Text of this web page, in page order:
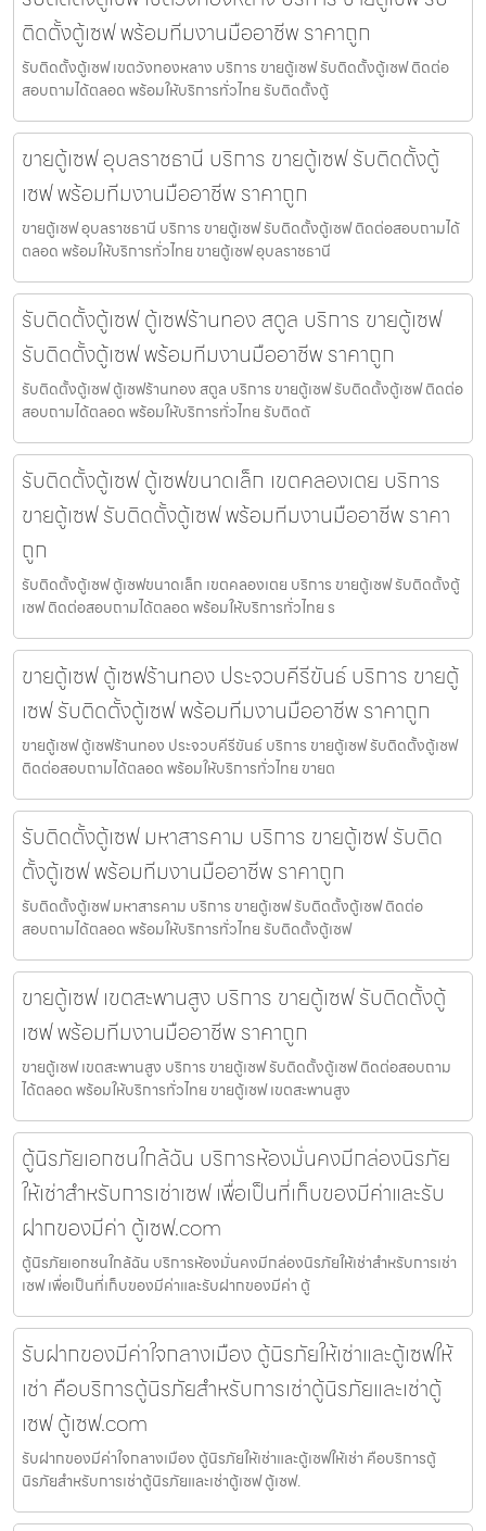
ติดตั้งตู้เซฟ พร้อมทีมงานมืออาชีพ ราคาถูก
รับติดตั้งตู้เซฟ เขตวังทองหลาง บริการ ขายตู้เซฟ รับติดตั้งตู้เซฟ ติดต่อ
สอบถามได้ตลอด พร้อมให้บริการทั่วไทย รับติดตั้งตู้
ขายตู้เซฟ อุบลราชธานี บริการ ขายตู้เซฟ รับติดตั้งตู้
เซฟ พร้อมทีมงานมืออาชีพ ราคาถูก
ขายตู้เซฟ อุบลราชธานี บริการ ขายตู้เซฟ รับติดตั้งตู้เซฟ ติดต่อสอบถามได้
ตลอด พร้อมให้บริการทั่วไทย ขายตู้เซฟ อุบลราชธานี
รับติดตั้งตู้เซฟ ตู้เซฟร้านทอง สตูล บริการ ขายตู้เซฟ
รับติดตั้งตู้เซฟ พร้อมทีมงานมืออาชีพ ราคาถูก
รับติดตั้งตู้เซฟ ตู้เซฟร้านทอง สตูล บริการ ขายตู้เซฟ รับติดตั้งตู้เซฟ ติดต่อ
สอบถามได้ตลอด พร้อมให้บริการทั่วไทย รับติดตั
รับติดตั้งตู้เซฟ ตู้เซฟขนาดเล็ก เขตคลองเตย บริการ
ขายตู้เซฟ รับติดตั้งตู้เซฟ พร้อมทีมงานมืออาชีพ ราคา
ถูก
รับติดตั้งตู้เซฟ ตู้เซฟขนาดเล็ก เขตคลองเตย บริการ ขายตู้เซฟ รับติดตั้งตู้
เซฟ ติดต่อสอบถามได้ตลอด พร้อมให้บริการทั่วไทย ร
ขายตู้เซฟ ตู้เซฟร้านทอง ประจวบคีรีขันธ์ บริการ ขายตู้
เซฟ รับติดตั้งตู้เซฟ พร้อมทีมงานมืออาชีพ ราคาถูก
ขายตู้เซฟ ตู้เซฟร้านทอง ประจวบคีรีขันธ์ บริการ ขายตู้เซฟ รับติดตั้งตู้เซฟ
ติดต่อสอบถามได้ตลอด พร้อมให้บริการทั่วไทย ขายต
รับติดตั้งตู้เซฟ มหาสารคาม บริการ ขายตู้เซฟ รับติด
ตั้งตู้เซฟ พร้อมทีมงานมืออาชีพ ราคาถูก
รับติดตั้งตู้เซฟ มหาสารคาม บริการ ขายตู้เซฟ รับติดตั้งตู้เซฟ ติดต่อ
สอบถามได้ตลอด พร้อมให้บริการทั่วไทย รับติดตั้งตู้เซฟ
ขายตู้เซฟ เขตสะพานสูง บริการ ขายตู้เซฟ รับติดตั้งตู้
เซฟ พร้อมทีมงานมืออาชีพ ราคาถูก
ขายตู้เซฟ เขตสะพานสูง บริการ ขายตู้เซฟ รับติดตั้งตู้เซฟ ติดต่อสอบถาม
ได้ตลอด พร้อมให้บริการทั่วไทย ขายตู้เซฟ เขตสะพานสูง
ตู้นิรภัยเอกชนใกล้ฉัน บริการห้องมั่นคงมีกล่องนิรภัย
ให้เช่าสำหรับการเช่าเซฟ เพื่อเป็นที่เก็บของมีค่าและรับ
ฝากของมีค่า ตู้เซฟ.com
ตู้นิรภัยเอกชนใกล้ฉัน บริการห้องมั่นคงมีกล่องนิรภัยให้เช่าสำหรับการเช่า
เซฟ เพื่อเป็นที่เก็บของมีค่าและรับฝากของมีค่า ตู้
รับฝากของมีค่าใจกลางเมือง ตู้นิรภัยให้เช่าและตู้เซฟให้
เช่า คือบริการตู้นิรภัยสำหรับการเช่าตู้นิรภัยและเช่าตู้
เซฟ ตู้เซฟ.com
รับฝากของมีค่าใจกลางเมือง ตู้นิรภัยให้เช่าและตู้เซฟให้เช่า คือบริการตู้
นิรภัยสำหรับการเช่าตู้นิรภัยและเช่าตู้เซฟ ตู้เซฟ.